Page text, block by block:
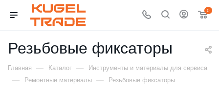
0
Резьбовые фиксаторы
Главная — Каталог — Инструменты и материалы для сервиса
— Ремонтные материалы — Резьбовые фиксаторы